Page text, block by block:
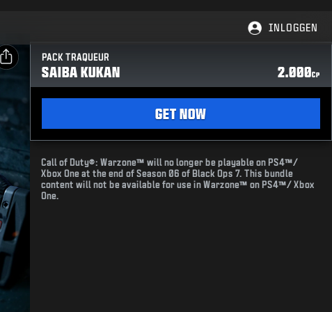
INLOGGEN
PACK TRAQUEUR
SAIBA KUKAN 2.000CP
GET NOW
Call of Duty®: Warzone™ will no longer be playable on PS4™/
Xbox One at the end of Season 06 of Black Ops 7. This bundle
content will not be available for use in Warzone™ on PS4™/ Xbox
One.